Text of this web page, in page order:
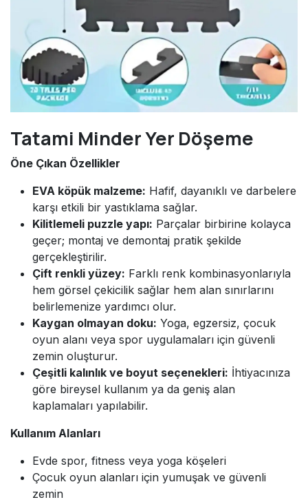
Tatami Minder Yer Döşeme
Öne Çıkan Özellikler
EVA köpük malzeme: Hafif, dayanıklı ve darbelere
karşı etkili bir yastıklama sağlar.
Kilitlemeli puzzle yapı: Parçalar birbirine kolayca
geçer; montaj ve demontaj pratik şekilde
gerçekleştirilir.
Çift renkli yüzey: Farklı renk kombinasyonlarıyla
hem görsel çekicilik sağlar hem alan sınırlarını
belirlemenize yardımcı olur.
Kaygan olmayan doku: Yoga, egzersiz, çocuk
oyun alanı veya spor uygulamaları için güvenli
zemin oluşturur.
Çeşitli kalınlık ve boyut seçenekleri: İhtiyacınıza
göre bireysel kullanım ya da geniş alan
kaplamaları yapılabilir.
Kullanım Alanları
Evde spor, fitness veya yoga köşeleri
Çocuk oyun alanları için yumuşak ve güvenli
zemin